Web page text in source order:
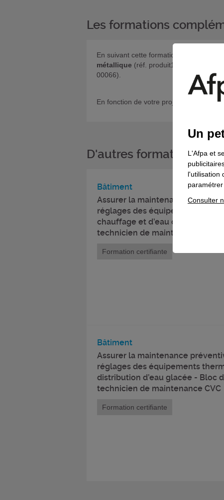
Les formations
En suivant cette formation et,
métallique (réf. produit15379), vous
00066).
En fonction de votre projet, si vous
D'autres formations
Bâtiment
Assurer la maintenance
réglages des équipements
chauffage et d’eau chaude
technicien de maintenance CVC
Formation certifiante
Bâtiment
Assurer la maintenance
réglages des équipements
distribution d’eau glacée - Bloc
technicien de maintenance CVC
Formation certifiante
Un
L'Afpa et
l'utilisation
Consulter